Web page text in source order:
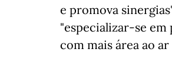
e promova
"especializar-se
com mais área ao ar